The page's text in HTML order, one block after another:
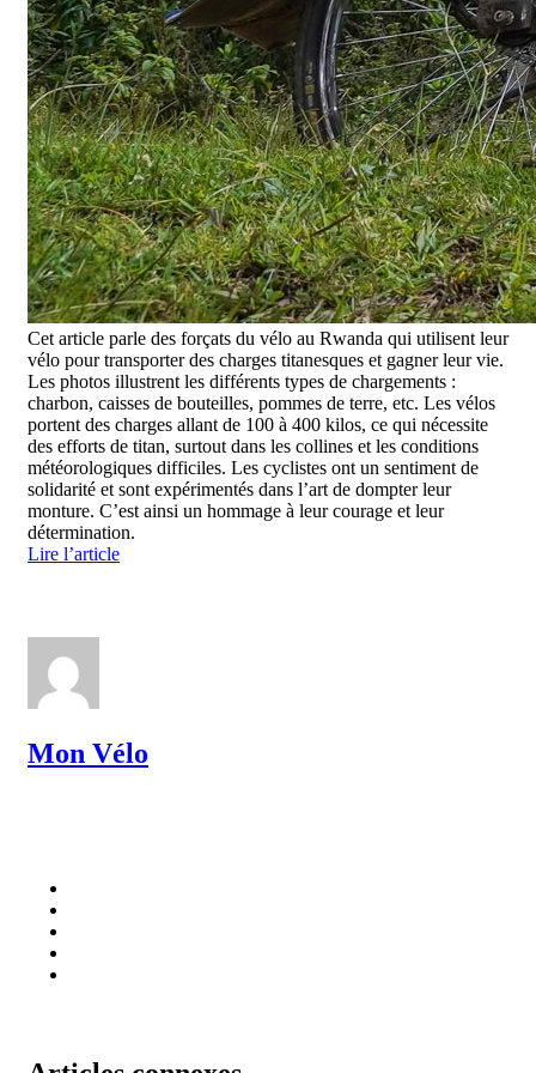
Cet article parle des forçats du vélo au Rwanda qui utilisent leur
vélo pour transporter des charges titanesques et gagner leur vie.
Les photos illustrent les différents types de chargements :
charbon, caisses de bouteilles, pommes de terre, etc. Les vélos
portent des charges allant de 100 à 400 kilos, ce qui nécessite
des efforts de titan, surtout dans les collines et les conditions
météorologiques difficiles. Les cyclistes ont un sentiment de
solidarité et sont expérimentés dans l’art de dompter leur
monture. C’est ainsi un hommage à leur courage et leur
détermination.
Lire l’article
Mon Vélo